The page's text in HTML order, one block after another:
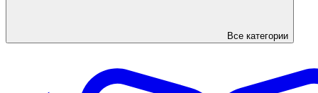
Все категории